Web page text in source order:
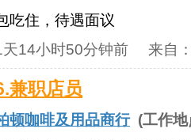
吃住，待遇面议
天14小时50分钟前 来自
兼职店员
顿咖啡及用品商行(工作地